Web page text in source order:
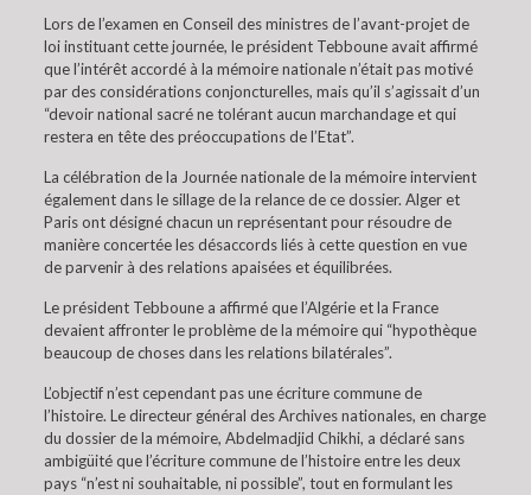
Lors de l’examen en Conseil des ministres de l’avant-projet de
loi instituant cette journée, le président Tebboune avait affirmé
que l’intérêt accordé à la mémoire nationale n’était pas motivé
par des considérations conjoncturelles, mais qu’il s’agissait d’un
“devoir national sacré ne tolérant aucun marchandage et qui
restera en tête des préoccupations de l’Etat”.
La célébration de la Journée nationale de la mémoire intervient
également dans le sillage de la relance de ce dossier. Alger et
Paris ont désigné chacun un représentant pour résoudre de
manière concertée les désaccords liés à cette question en vue
de parvenir à des relations apaisées et équilibrées.
Le président Tebboune a affirmé que l’Algérie et la France
devaient affronter le problème de la mémoire qui “hypothèque
beaucoup de choses dans les relations bilatérales”.
L’objectif n’est cependant pas une écriture commune de
l’histoire. Le directeur général des Archives nationales, en charge
du dossier de la mémoire, Abdelmadjid Chikhi, a déclaré sans
ambigüité que l’écriture commune de l’histoire entre les deux
pays “n’est ni souhaitable, ni possible”, tout en formulant les